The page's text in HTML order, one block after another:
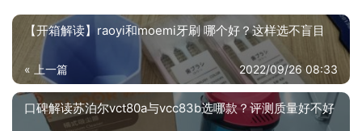
【开箱解读】raoyi和moemi牙刷 哪个好？这样选不盲目
« 上一篇 2022/09/26 08:33
口碑解读苏泊尔vct80a与vcc83b选哪款？评测质量好不好